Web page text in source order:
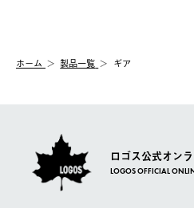
【配送業者】
佐川急便にて配送されます。
一度お手元の商品を返品いただき
ホーム 製品一覧 ギア
ロゴス公式オン
LOGOS OFFICIAL